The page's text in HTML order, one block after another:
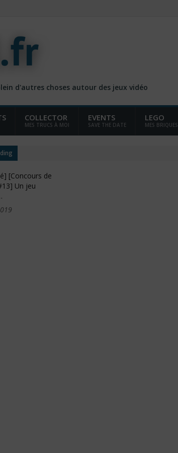
d'autres choses autour des jeux vidéo
COLLECTOR
MES TRUCS À MOI
EVENTS
SAVE THE DATE
LEGO
MES BRIQUES
[Concours de
Un jeu